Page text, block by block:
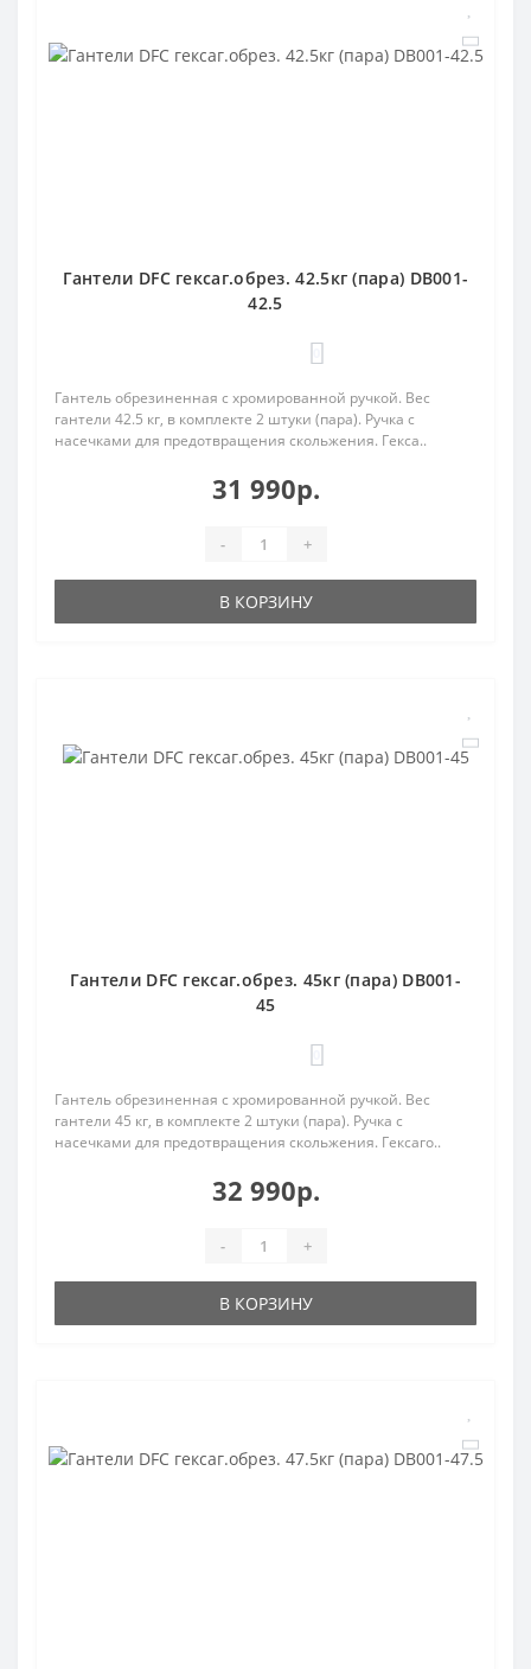
Гантели DFC гексаг.обрез. 42.5кг (пара) DB001-
42.5
Гантель обрезиненная с хромированной ручкой. Вес
гантели 42.5 кг, в комплекте 2 штуки (пара). Ручка с
насечками для предотвращения скольжения. Гекса..
31 990р.
- +
В КОРЗИНУ
Гантели DFC гексаг.обрез. 45кг (пара) DB001-
45
Гантель обрезиненная с хромированной ручкой. Вес
гантели 45 кг, в комплекте 2 штуки (пара). Ручка с
насечками для предотвращения скольжения. Гексаго..
32 990р.
- +
В КОРЗИНУ